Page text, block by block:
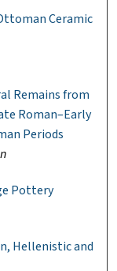
Ceramic
Remains from
Roman–Early
Periods
Pottery
Hellenistic and